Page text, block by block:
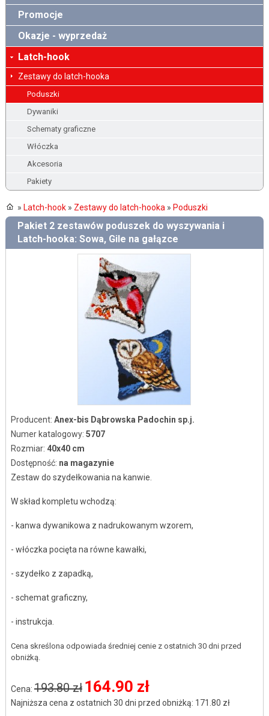
Promocje
Okazje - wyprzedaż
Latch-hook
Zestawy do latch-hooka
Poduszki
Dywaniki
Schematy graficzne
Włóczka
Akcesoria
Pakiety
» Latch-hook» Zestawy do latch-hooka » Poduszki
Pakiet 2 zestawów poduszek do wyszywania i
Latch-hooka: Sowa, Gile na gałązce
Producent: Anex-bis Dąbrowska Padochin sp.j.
Numer katalogowy: 5707
Rozmiar: 40x40 cm
Dostępność: na magazynie
Zestaw do szydełkowania na kanwie.
W skład kompletu wchodzą:
- kanwa dywanikowa z nadrukowanym wzorem,
- włóczka pocięta na równe kawałki,
- szydełko z zapadką,
- schemat graficzny,
- instrukcja.
Cena skreślona odpowiada średniej cenie z ostatnich 30 dni przed
obniżką.
Cena: 193.80 zł 164.90 zł
Najniższa cena z ostatnich 30 dni przed obniżką: 171.80 zł